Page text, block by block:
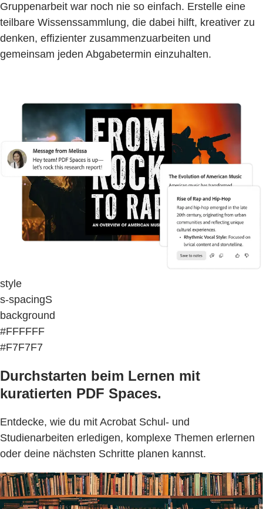
Gruppenarbeit war noch nie so einfach. Erstelle eine
teilbare Wissenssammlung, die dabei hilft, kreativer zu
denken, effizienter zusammenzuarbeiten und
gemeinsam jeden Abgabetermin einzuhalten.
style
s-spacingS
background
#FFFFFF
#F7F7F7
Durchstarten beim Lernen mit
kuratierten PDF Spaces.
Entdecke, wie du mit Acrobat Schul- und
Studienarbeiten erledigen, komplexe Themen erlernen
oder deine nächsten Schritte planen kannst.